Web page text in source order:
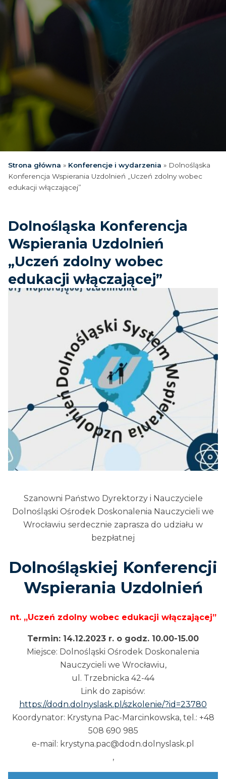
Strona główna » Konferencje i wydarzenia » Dolnośląska
Konferencja Wspierania Uzdolnień „Uczeń zdolny wobec
edukacji włączającej”
Dolnośląska Konferencja
Wspierania Uzdolnień
„Uczeń zdolny wobec
edukacji włączającej”
Szanowni Państwo Dyrektorzy i Nauczyciele
Dolnośląski Ośrodek Doskonalenia Nauczycieli we
Wrocławiu serdecznie zaprasza do udziału w
bezpłatnej
Dolnośląskiej Konferencji
Wspierania Uzdolnień
nt. „Uczeń zdolny wobec edukacji włączającej”
Termin: 14.12.2023 r. o godz. 10.00-15.00
Miejsce: Dolnośląski Ośrodek Doskonalenia
Nauczycieli we Wrocławiu,
ul. Trzebnicka 42-44
Link do zapisów:
https://dodn.dolnyslask.pl/szkolenie/?id=23780
Koordynator: Krystyna Pac-Marcinkowska, tel.: +48
508 690 985
e-mail: krystyna.pac@dodn.dolnyslask.pl
,